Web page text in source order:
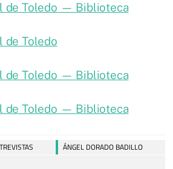
de Toledo — Biblioteca
de Toledo
de Toledo — Biblioteca
de Toledo — Biblioteca
ÁNGEL DORADO BADILLO